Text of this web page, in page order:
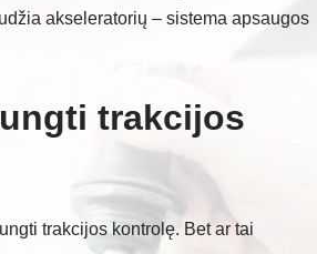
akseleratorių – sistema apsaugos
trakcijos
trakcijos kontrolę. Bet ar tai